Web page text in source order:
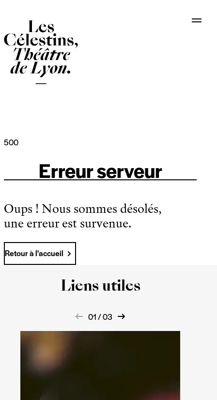
500
Erreur serveur
Oups ! Nous sommes désolés,
une erreur est survenue.
Retour à l'accueil
Liens utiles
01 / 03